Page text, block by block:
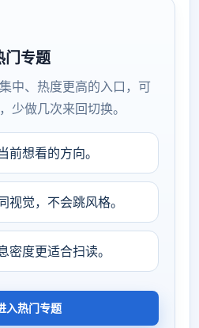
门专题
中、热度更高的入口，可
少做几次来回切换。
前想看的方向。
视觉，不会跳风格。
密度更适合扫读。
入热门专题